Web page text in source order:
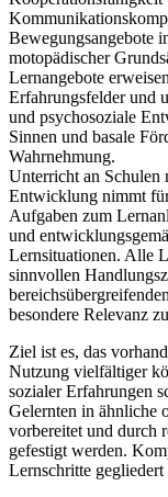
Bewegungsangebote
motopädischer
Lernangebote
Erfahrungsfelder und
und psychosoziale
Sinnen und basale
Wahrnehmung.
Unterricht an Schulen
Entwicklung nimmt
Aufgaben zum
und
Lernsituationen. Alle
sinnvollen
besondere Relevanz
Ziel ist es, das
Nutzung vielfältiger
sozialer Erfahrungen
Gelernten in ähnliche
vorbereitet und durch
gefestigt werden.
Lernschritte gegliedert